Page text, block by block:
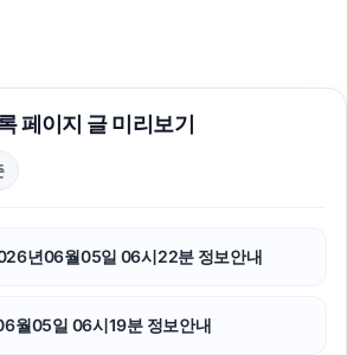
휴대폰성지
강남하수구막힘
페이지 글 미리보기
년06월05일 06시22분 정보안내
월05일 06시19분 정보안내